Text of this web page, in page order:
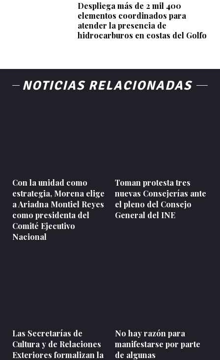
Despliega más de 2 mil 400
elementos coordinados para
atender la presencia de
hidrocarburos en costas del Golfo
NOTICIAS RELACIONADAS
Con la unidad como
estrategia, Morena elige
a Ariadna Montiel Reyes
como presidenta del
Comité Ejecutivo
Nacional
Toman protesta tres
nuevas Consejerías ante
el pleno del Consejo
General del INE
Las Secretarías de
Cultura y de Relaciones
Exteriores formalizan la
No hay razón para
manifestarse por parte
de algunas